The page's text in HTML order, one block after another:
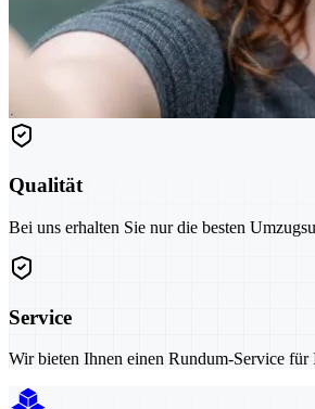
Qualität
Bei uns erhalten Sie nur die besten
Service
Wir bieten Ihnen einen Rundum-Service für